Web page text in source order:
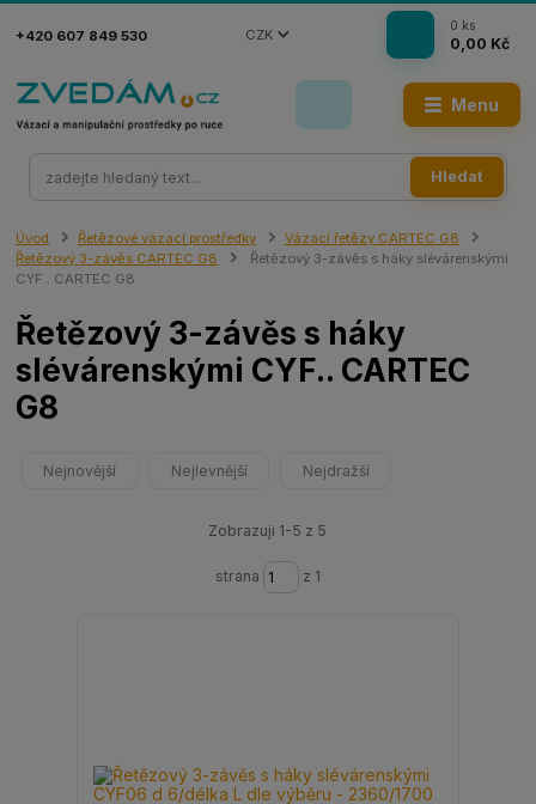
Menu
CZK
Hledat
+420 607 849 530
0 ks
0,00 Kč
Úvod Řetězové vázací prostředky
Vázací řetězy CARTEC G8
Řetězový 3-závěs CARTEC G8
Řetězový 3-závěs s háky slévárenskými
CYF.. CARTEC G8
Řetězový 3-závěs s háky
slévárenskými CYF.. CARTEC
G8
Nejnovější Nejlevnější Nejdražší
Zobrazuji 1-5 z 5
strana z 1